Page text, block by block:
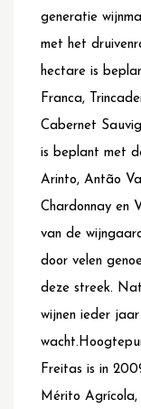
generatie
met het
hectare is
Franca,
Cabernet
is beplant met
Arinto, Antão
Chardonnay en
van de
door velen
deze streek.
wijnen ieder
Freitas is in
Mérito Agrícola,